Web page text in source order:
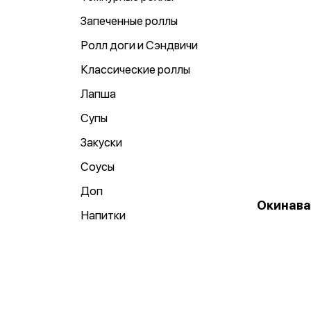
Запеченные роллы
Ролл доги и Сэндвичи
Классические роллы
Лапша
Супы
Закуски
Соусы
Доп
Напитки
Окинава